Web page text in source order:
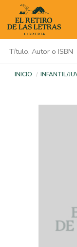
INICIO INFANTIL/